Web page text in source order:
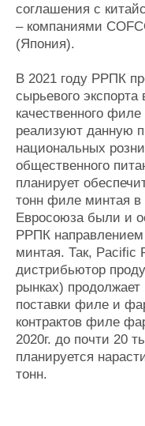
соглашения с
– компаниями
(Япония).
В 2021 году РРПК
сырьевого
качественного
реализуют данную
национальных
общественного
планирует
тонн филе минтая в
Евросоюза были и
РРПК
минтая. Так, Pacific
дистрибьютор
рынках)
поставки филе и
контрактов филе
2020г. до почти 20
планируется
тонн.